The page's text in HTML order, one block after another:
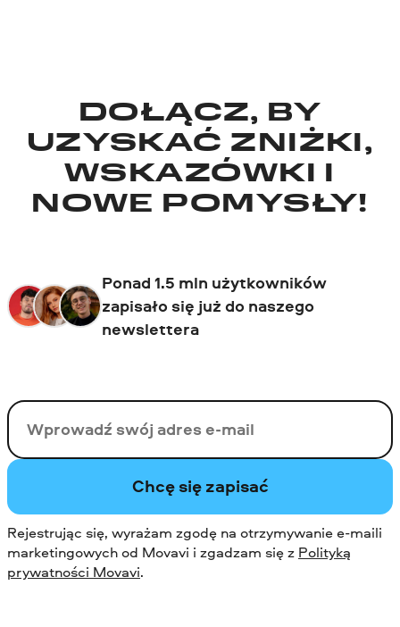
DOŁĄCZ, BY
UZYSKAĆ ZNIŻKI,
WSKAZÓWKI I
NOWE POMYSŁY!
Ponad 1.5 mln użytkowników
zapisało się już do naszego
newslettera
Twój email
Chcę się zapisać
Rejestrując się, wyrażam zgodę na otrzymywanie e-maili
marketingowych od Movavi i zgadzam się z Polityką
prywatności Movavi.